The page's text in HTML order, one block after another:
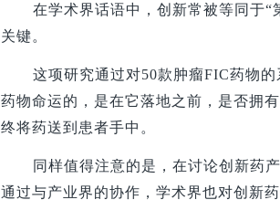
在学术界话语中，创新常被等同于“
关键。
这项研究通过对50款肿瘤FIC药物
药物命运的，是在它落地之前，是否拥
终将药送到患者手中。
同样值得注意的是，在讨论创新药
通过与产业界的协作，学术界也对创新